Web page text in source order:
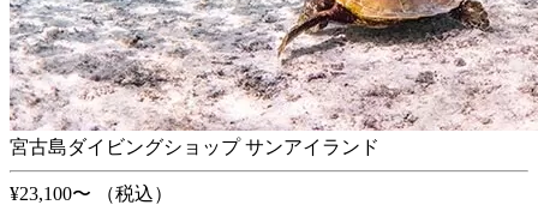
宮古島ダイビングショップ サンアイランド
¥23,100〜
（税込）